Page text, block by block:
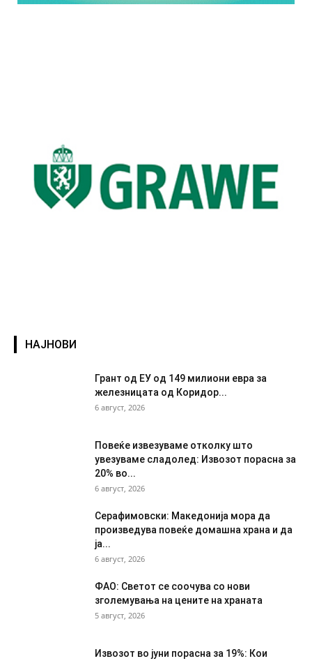
НАЈНОВИ
Грант од ЕУ од 149 милиони евра за
железницата од Коридор...
6 август, 2026
Повеќе извезуваме отколку што
увезуваме сладолед: Извозот порасна за
20% во...
6 август, 2026
Серафимовски: Македонија мора да
произведува повеќе домашна храна и да
ја...
6 август, 2026
ФАО: Светот се соочува со нови
зголемувања на цените на храната
5 август, 2026
Извозот во јуни порасна за 19%: Кои